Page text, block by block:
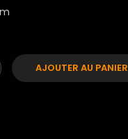
AJOUTER AU PANIER